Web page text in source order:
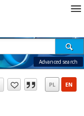
Advanced search
PL EN